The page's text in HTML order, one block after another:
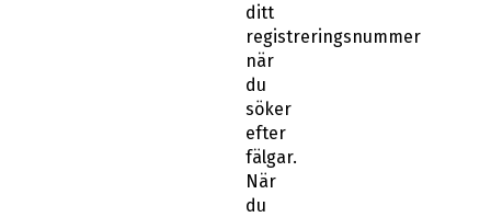
ditt
registreringsnummer
när
du
söker
efter
fälgar.
När
du